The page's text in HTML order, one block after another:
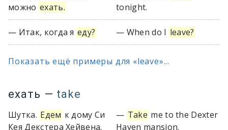
можно ехать.
tonight.
— Итак, когда я еду? — When do I leave?
Показать ещё примеры для «leave»...
ехать — take
Шутка. Едем к дому Си
Кея Декстера Хейвена.
— Take me to the Dexter
Haven mansion.